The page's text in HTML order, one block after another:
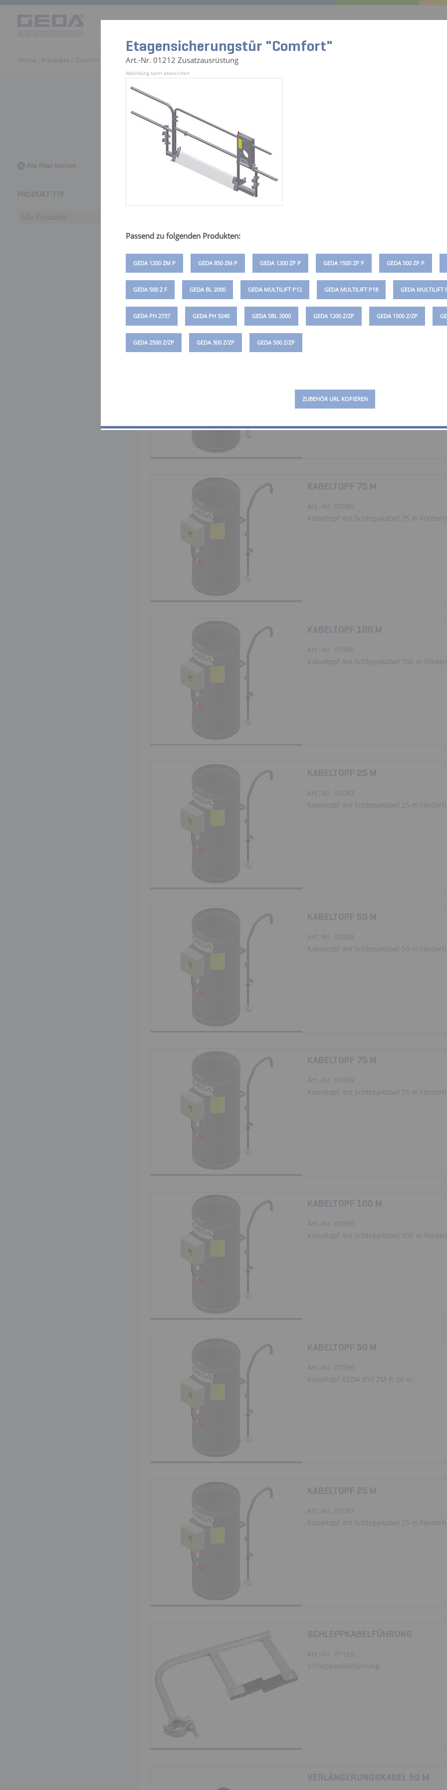
Home Produkte / Zubehör
Etagensicherungstür "Comfort"
Art.-Nr. 01212 Zusatzausrüstung
Abbildung kann abweichen
Passend zu folgenden Produkten:
GEDA 1200 ZM P GEDA 850 ZM P GEDA 1200 ZP P GEDA 1500 ZP P GEDA 500 ZP P
GEDA 500 Z F GEDA BL 2000 GEDA MULTILIFT P12 GEDA MULTILIFT P18 GEDA MULTILIFT
GEDA PH 2737 GEDA PH 3240 GEDA SBL 2000 GEDA 1200 Z/ZP GEDA 1500 Z/ZP
GEDA 2500 Z/ZP GEDA 300 Z/ZP GEDA 500 Z/ZP
ZUBEHÖR URL KOPIEREN
Alle Filter löschen
PRODUKT-TYP
441 Zubehörteile für:
KABELTOPF 75 M
Art.-Nr. 01085
Kabeltopf mit Schleppkabel 75 m
KABELTOPF 100 M
Art.-Nr. 01086
Kabeltopf mit Schleppkabel 100 m
KABELTOPF 25 M
Art.-Nr. 01087
Kabeltopf mit Schleppkabel 25 m
KABELTOPF 50 M
Art.-Nr. 01088
Kabeltopf mit Schleppkabel 50 m
KABELTOPF 75 M
Art.-Nr. 01089
Kabeltopf mit Schleppkabel 75 m
KABELTOPF 100 M
Art.-Nr. 01090
Kabeltopf mit Schleppkabel 100 m
KABELTOPF 50 M
Art.-Nr. 01096
Kabeltopf GEDA 850 ZM P, 50 m
KABELTOPF 25 M
Art.-Nr. 01097
Kabeltopf mit Schleppkabel 25 m
SCHLEPPKABELFÜHRUNG
Art.-Nr. 01165
Schleppkabelführung
VERLÄNGERUNGSKABEL 50 M